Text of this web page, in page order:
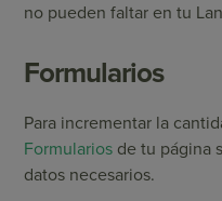
no pueden faltar en tu
Formularios
Para incrementar la
Formularios de tu página
datos necesarios.